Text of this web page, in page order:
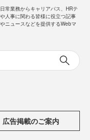
常業務からキャリアパス、HRテ
人事に関わる皆様に役立つ記事
ニュースなどを提供するWebマ
広告掲載のご案内